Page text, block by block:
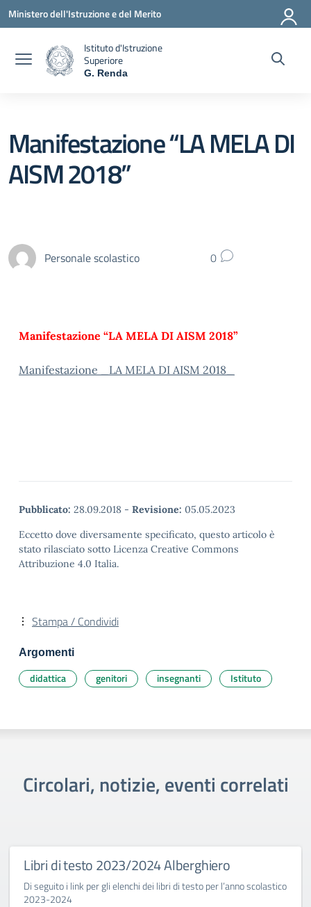
Vai ai contenuti
Vai al menu di navigazione
Vai al footer
Ministero dell'Istruzione e del Merito
Istituto d'Istruzione
Superiore
G. Renda
Manifestazione “LA MELA DI
AISM 2018”
Personale scolastico 0
Manifestazione “LA MELA DI AISM 2018”
Manifestazione _LA MELA DI AISM 2018_
Pubblicato: 28.09.2018 - Revisione: 05.05.2023
Eccetto dove diversamente specificato, questo articolo è
stato rilasciato sotto Licenza Creative Commons
Attribuzione 4.0 Italia.
Stampa / Condividi
Argomenti
didattica genitori insegnanti Istituto
Circolari, notizie, eventi correlati
Libri di testo 2023/2024 Alberghiero
Di seguito i link per gli elenchi dei libri di testo per l’anno scolastico
2023-2024